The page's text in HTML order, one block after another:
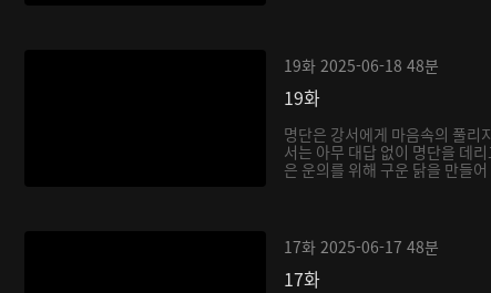
19화 2025-06-18 48분
19화
명단은 강서에게 마음속의 풀리
서는 아무 대답 없이 명단을 데
은 운의를 위해 구운 닭을 만들
17화 2025-06-17 48분
17화